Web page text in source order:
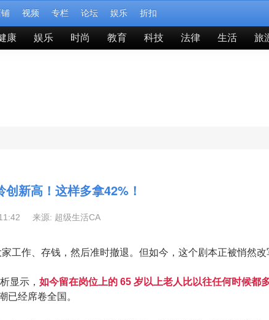
视频 专栏 论坛 娱乐 折扣
康 娱乐 时尚 教育 科技 法律 生活 旅
新高！这样多拿42%！
11:42 来源: 超级生活CA
工作、存钱，然后准时撤退。但如今，这个剧本正被悄然改
显示， 如今留在岗位上的 65 岁以上老人比以往任何时候都多
已经席卷全国。